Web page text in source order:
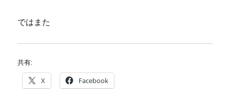
ではまた
共有:
X Facebook